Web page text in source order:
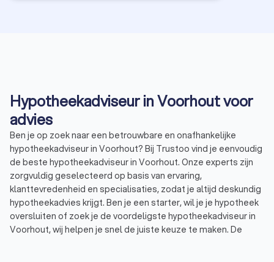
Hypotheekadviseur in Voorhout voor
advies
Ben je op zoek naar een betrouwbare en onafhankelijke
hypotheekadviseur in Voorhout? Bij Trustoo vind je eenvoudig
de beste hypotheekadviseur in Voorhout. Onze experts zijn
zorgvuldig geselecteerd op basis van ervaring,
klanttevredenheid en specialisaties, zodat je altijd deskundig
hypotheekadvies krijgt. Ben je een starter, wil je je hypotheek
oversluiten of zoek je de voordeligste hypotheekadviseur in
Voorhout, wij helpen je snel de juiste keuze te maken. De